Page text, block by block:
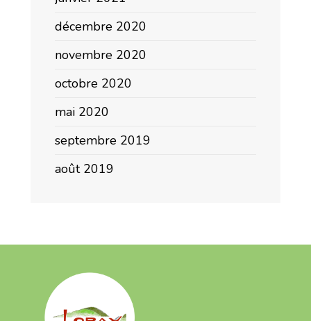
décembre 2020
novembre 2020
octobre 2020
mai 2020
septembre 2019
août 2019